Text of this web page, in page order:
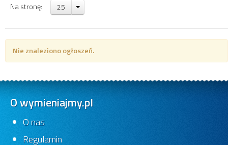
Na stronę: 25
Nie znaleziono ogłoszeń.
O wymieniajmy.pl
O nas
Regulamin